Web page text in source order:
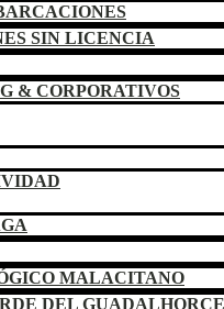
SIN LICENCIA
& CORPORATIVOS
MALACITANO
DEL GUADALHORCE